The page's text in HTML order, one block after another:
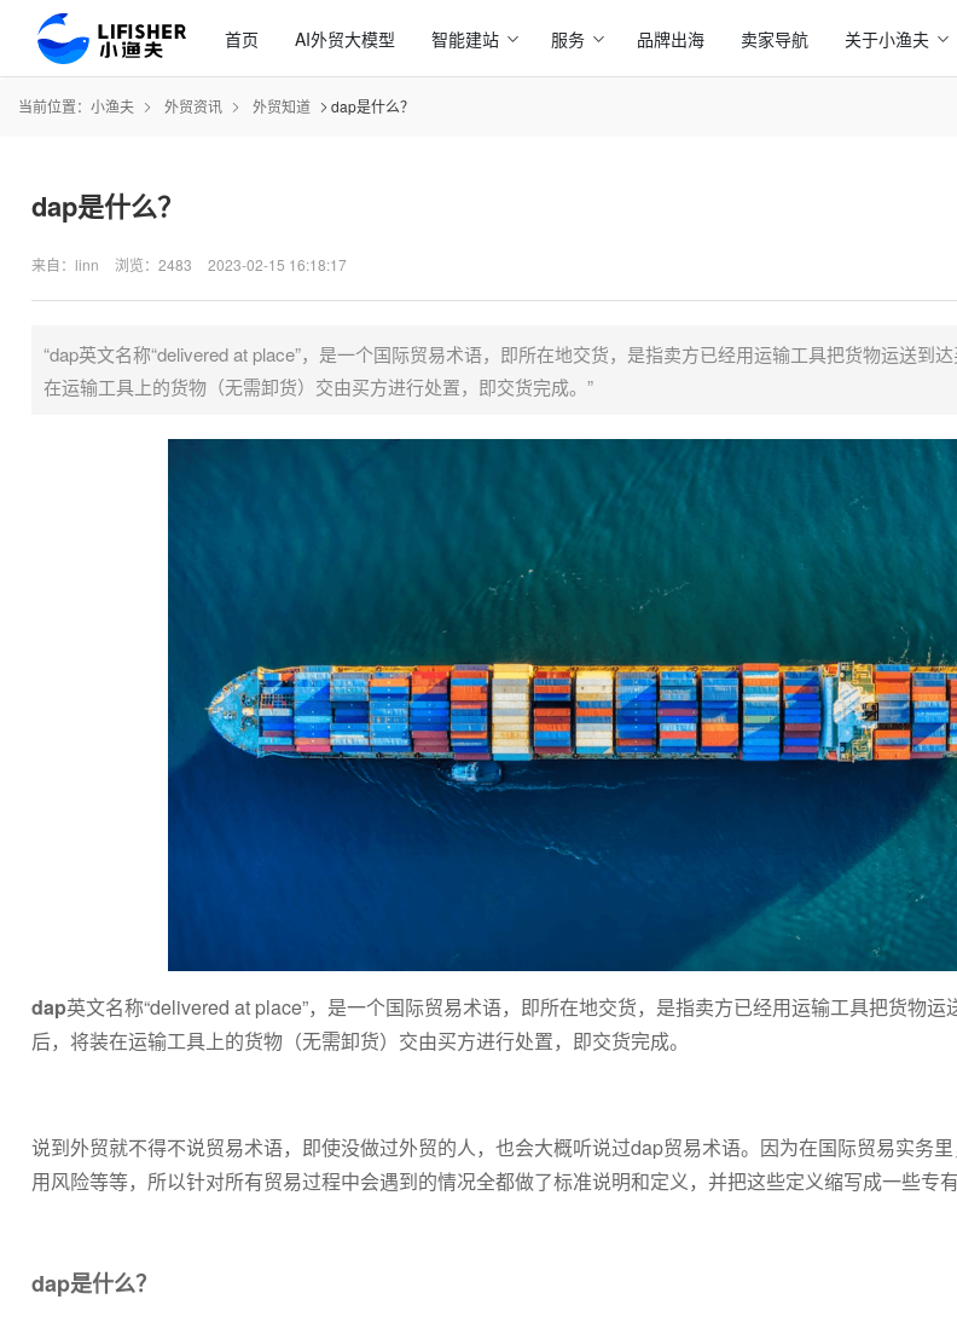
首页 AI外贸大模型 智能建站 服务 品牌出海 卖家导航 关于小渔夫
当前位置： 小渔夫 外贸资讯 外贸知道 dap是什么？
dap是什么？
来自：linn 浏览：2483 2023-02-15 16:18:17
“dap英文名称“delivered at place”，是一个国际贸易术语，即所在地交货，是指卖方已经用运输工具把货物运送到
在运输工具上的货物（无需卸货）交由买方进行处置，即交货完成。”
dap英文名称“delivered at place”，是一个国际贸易术语，即所在地交货，是指卖方已经用运输工具把货物
后，将装在运输工具上的货物（无需卸货）交由买方进行处置，即交货完成。
说到外贸就不得不说贸易术语，即使没做过外贸的人，也会大概听说过dap贸易术语。因为在国际贸易实务
用风险等等，所以针对所有贸易过程中会遇到的情况全都做了标准说明和定义，并把这些定义缩写成一些专有
dap是什么？